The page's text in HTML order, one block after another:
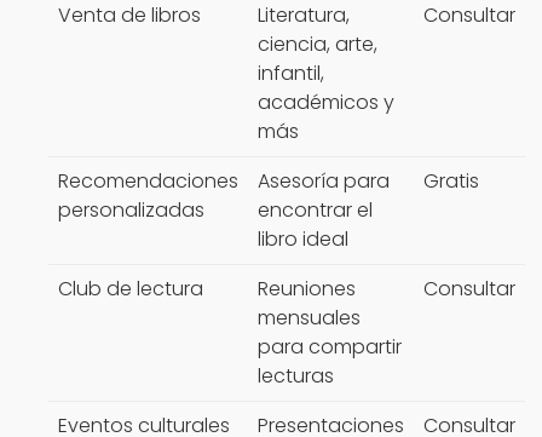
Venta de libros
Literatura,
ciencia, arte,
infantil,
académicos y
más
Consultar
Recomendaciones
personalizadas
Asesoría para
encontrar el
libro ideal
Gratis
Club de lectura
Reuniones
mensuales
para compartir
lecturas
Consultar
Eventos culturales Presentaciones Consultar